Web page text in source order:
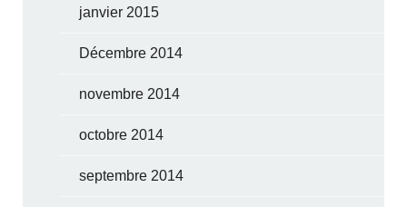
janvier 2015
Décembre 2014
novembre 2014
octobre 2014
septembre 2014